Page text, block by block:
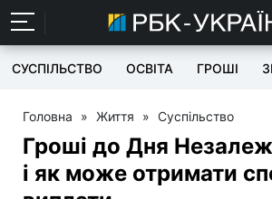
СУСПІЛЬСТВО ОСВІТА ГРОШІ
Головна » Життя » Суспільство
Гроші до Дня
і як може отримати